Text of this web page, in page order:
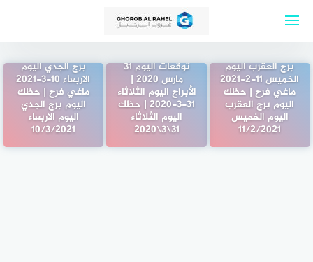
برج العقرب اليوم
الخميس 11-2-2021
ماغي فرح | حظك
اليوم برج العقرب
اليوم الخميس
11/2/2021
توقعات اليوم 31
مارس 2020 |
الأبراج اليوم الثلاثاء
31-3-2020 | حظك
اليوم الثلاثاء
31\3\2020
برج الجدي اليوم
الاربعاء 10-3-2021
ماغي فرح | حظك
اليوم برج الجدي
اليوم الاربعاء
10/3/2021